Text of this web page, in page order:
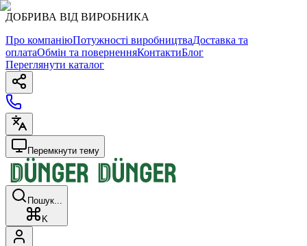
ДОБРИВА ВІД ВИРОБНИКА
Про компаніюПотужності виробництваДоставка та
оплатаОбмін та поверненняКонтактиБлог
Переглянути каталог
Перемкнути тему
Пошук...
K